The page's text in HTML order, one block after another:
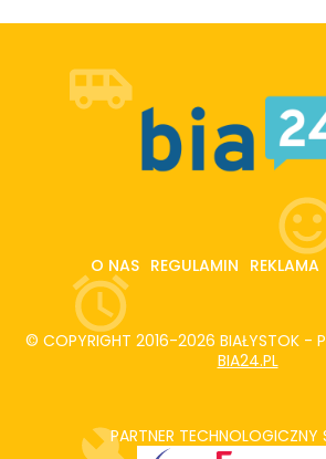
O NAS REGULAMIN REKLAMA
© COPYRIGHT 2016-2026 BIAŁYSTOK -
BIA24.PL
PARTNER TECHNOLOGICZNY